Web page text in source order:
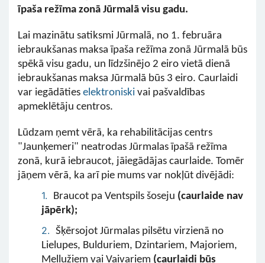
īpaša režīma zonā Jūrmalā visu gadu.
Lai mazinātu satiksmi Jūrmalā, no 1. februāra
iebraukšanas maksa īpaša režīma zonā Jūrmalā būs
spēkā visu gadu, un līdzšinējo 2 eiro vietā dienā
iebraukšanas maksa Jūrmalā būs 3 eiro. Caurlaidi
var iegādāties elektroniski vai pašvaldības
apmeklētāju centros.
Lūdzam ņemt vērā, ka rehabilitācijas centrs
"Jaunķemeri" neatrodas Jūrmalas īpašā režīma
zonā, kurā iebraucot, jāiegādājas caurlaide. Tomēr
jāņem vērā, ka arī pie mums var nokļūt divējādi:
Braucot pa Ventspils šoseju (caurlaide nav
jāpērk);
Šķērsojot Jūrmalas pilsētu virzienā no
Lielupes, Bulduriem, Dzintariem, Majoriem,
Mellužiem vai Vaivariem (caurlaidi būs